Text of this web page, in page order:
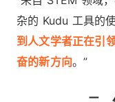
杂的 Kudu 工具的
到人文学者正在引
奋的新方向。”